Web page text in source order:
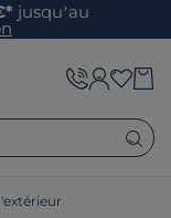
jusqu’au